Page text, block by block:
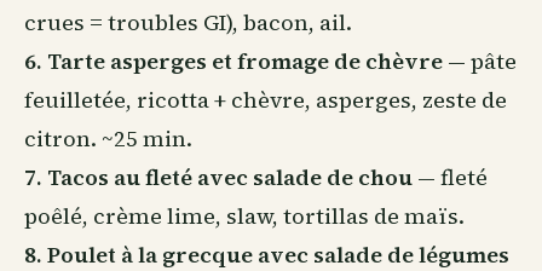
crues = troubles GI), bacon, ail.
6. Tarte asperges et fromage de chèvre — pâte
feuilletée, ricotta + chèvre, asperges, zeste de
citron. ~25 min.
7. Tacos au fleté avec salade de chou — fleté
poêlé, crème lime, slaw, tortillas de maïs.
8. Poulet à la grecque avec salade de légumes